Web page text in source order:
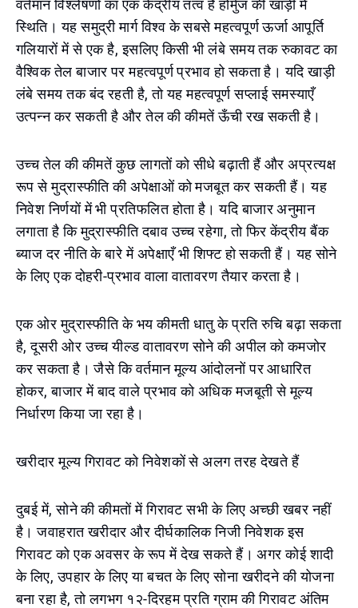
वर्तमान विश्लेषणों का एक केंद्रीय तत्व है होर्मुज की खाड़ी में
स्थिति। यह समुद्री मार्ग विश्व के सबसे महत्वपूर्ण ऊर्जा आपूर्ति
गलियारों में से एक है, इसलिए किसी भी लंबे समय तक रुकावट का
वैश्विक तेल बाजार पर महत्वपूर्ण प्रभाव हो सकता है। यदि खाड़ी
लंबे समय तक बंद रहती है, तो यह महत्वपूर्ण सप्लाई समस्याएँ
उत्पन्न कर सकती है और तेल की कीमतें ऊँची रख सकती है।
उच्च तेल की कीमतें कुछ लागतों को सीधे बढ़ाती हैं और अप्रत्यक्ष
रूप से मुद्रास्फीति की अपेक्षाओं को मजबूत कर सकती हैं। यह
निवेश निर्णयों में भी प्रतिफलित होता है। यदि बाजार अनुमान
लगाता है कि मुद्रास्फीति दबाव उच्च रहेगा, तो फिर केंद्रीय बैंक
ब्याज दर नीति के बारे में अपेक्षाएँ भी शिफ्ट हो सकती हैं। यह सोने
के लिए एक दोहरी-प्रभाव वाला वातावरण तैयार करता है।
एक ओर मुद्रास्फीति के भय कीमती धातु के प्रति रुचि बढ़ा सकता
है, दूसरी ओर उच्च यील्ड वातावरण सोने की अपील को कमजोर
कर सकता है। जैसे कि वर्तमान मूल्य आंदोलनों पर आधारित
होकर, बाजार में बाद वाले प्रभाव को अधिक मजबूती से मूल्य
निर्धारण किया जा रहा है।
खरीदार मूल्य गिरावट को निवेशकों से अलग तरह देखते हैं
दुबई में, सोने की कीमतों में गिरावट सभी के लिए अच्छी खबर नहीं
है। जवाहरात खरीदार और दीर्घकालिक निजी निवेशक इस
गिरावट को एक अवसर के रूप में देख सकते हैं। अगर कोई शादी
के लिए, उपहार के लिए या बचत के लिए सोना खरीदने की योजना
बना रहा है, तो लगभग १२-दिरहम प्रति ग्राम की गिरावट अंतिम